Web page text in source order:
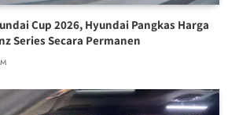
Cup 2026, Hyundai Pangkas Harga
Series Secara Permanen